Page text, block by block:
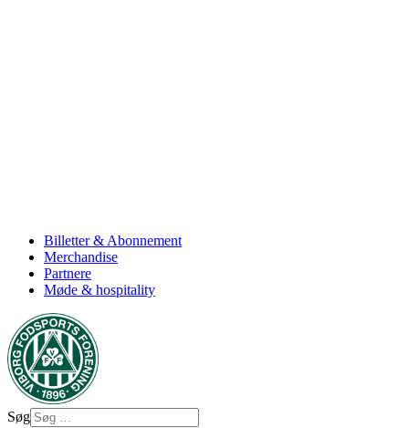
Billetter & Abonnement
Merchandise
Partnere
Møde & hospitality
Søg